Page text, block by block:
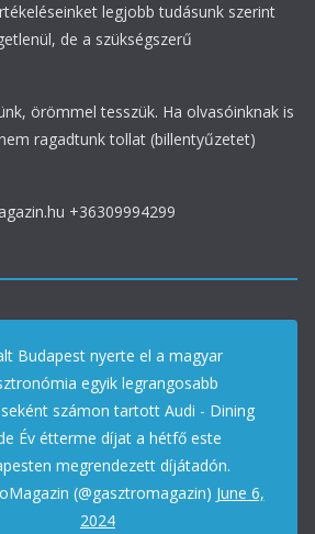
legjobb tudásunk szerint
de a szükségszerű
örömmel tesszük. Ha olvasóinknak is
ragadtunk tollat (billentyűzetet)
+36309994299
Budapest nyerte el a magyar
egyik legrangosabb
számon tartott Audi - Dining
Év étterme díjat a hétfő este
megrendezett díjátadón.
(@gasztromagazin) June 6,
2024